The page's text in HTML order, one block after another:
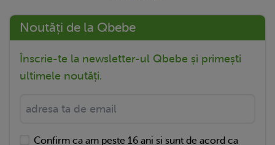
Noutăți de la Qbebe
Înscrie-te la newsletter-ul Qbebe și primești
ultimele noutăți.
Confirm ca am peste 16 ani si sunt de acord ca